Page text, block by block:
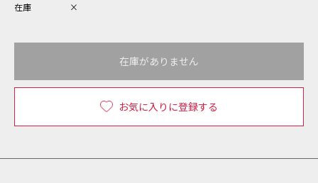
在庫
×
お気に入りに登録する
在庫がありません